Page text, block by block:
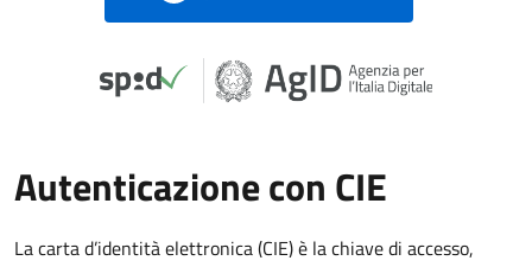
Autenticazione con CIE
La carta d’identità elettronica (CIE) è la chiave di accesso,